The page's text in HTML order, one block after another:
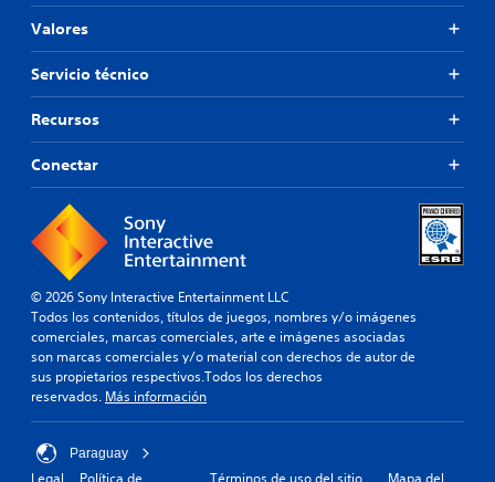
Valores
Servicio técnico
Recursos
Conectar
© 2026 Sony Interactive Entertainment LLC
Todos los contenidos, títulos de juegos, nombres y/o imágenes
comerciales, marcas comerciales, arte e imágenes asociadas
son marcas comerciales y/o material con derechos de autor de
sus propietarios respectivos.Todos los derechos
reservados. Más información
Paraguay
Legal Política de Términos de uso del sitio Mapa del